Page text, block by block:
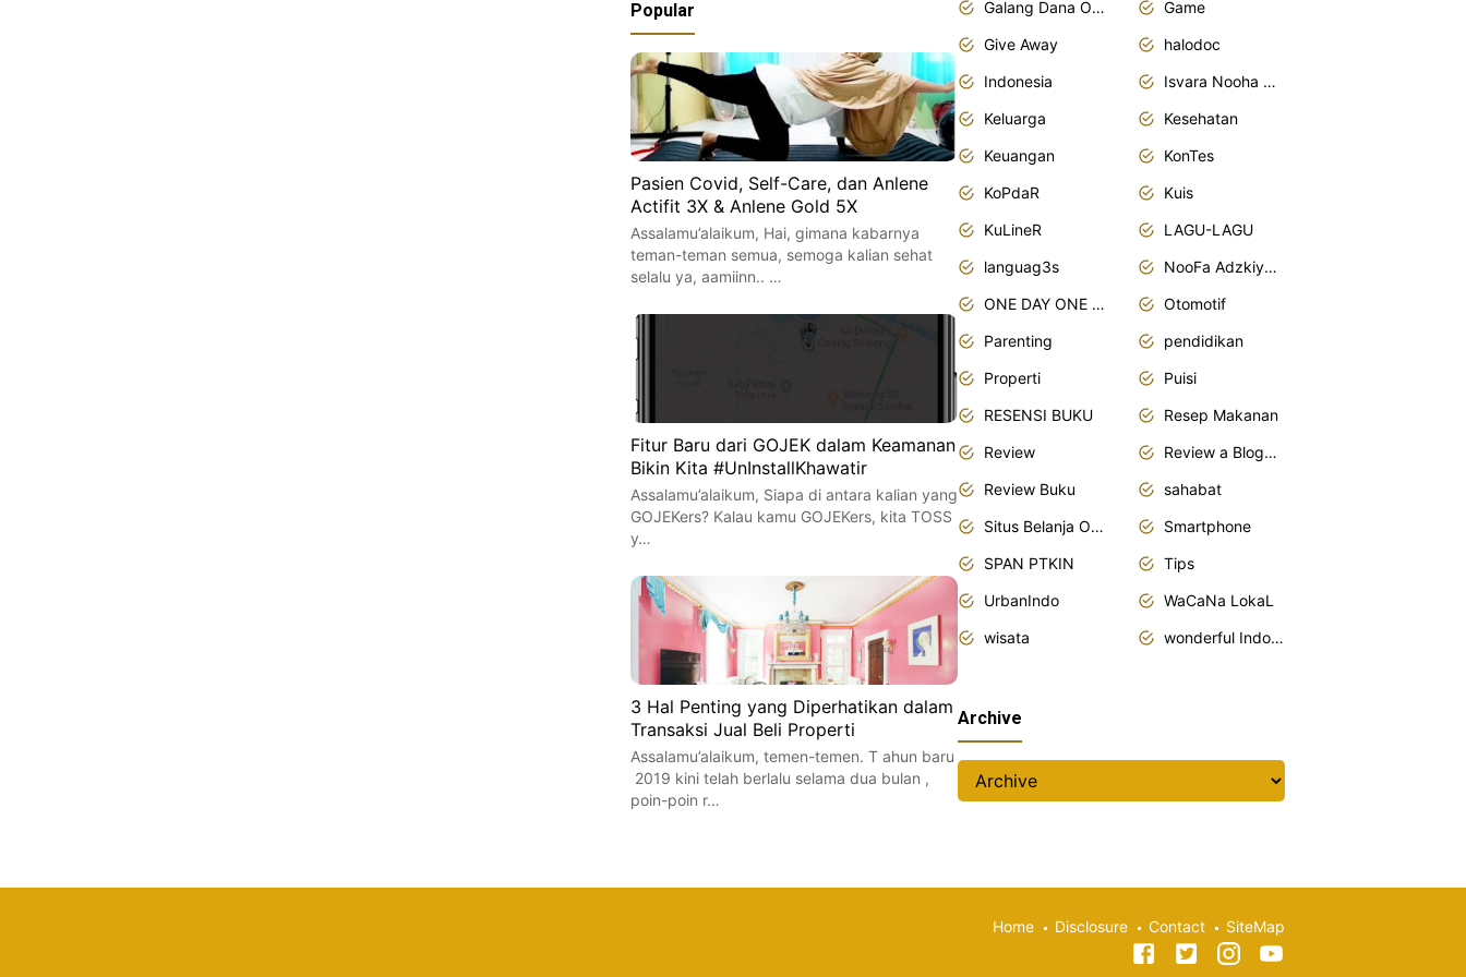
Galang Dana Online
Game
Give Away
halodoc
Indonesia
Isvara Nooha Mukhbita Zain
Keluarga
Kesehatan
Keuangan
KonTes
KoPdaR
Kuis
KuLineR
LAGU-LAGU
languag3s
NooFa Adzkiya Putri Zain
ONE DAY ONE POST
Otomotif
Parenting
pendidikan
Properti
Puisi
RESENSI BUKU
Resep Makanan
Review
Review a Blogger
Review Buku
sahabat
Situs Belanja Online
Smartphone
SPAN PTKIN
Tips
UrbanIndo
WaCaNa LokaL
wisata
wonderful Indonesia
Archive
Popular
Pasien Covid, Self-Care, dan Anlene
Actifit 3X & Anlene Gold 5X
Assalamu’alaikum, Hai, gimana kabarnya
teman-teman semua, semoga kalian sehat
selalu ya, aamiinn.. …
Fitur Baru dari GOJEK dalam Keamanan
Bikin Kita #UnInstallKhawatir
Assalamu’alaikum, Siapa di antara kalian yang
GOJEKers? Kalau kamu GOJEKers, kita TOSS
y…
3 Hal Penting yang Diperhatikan dalam
Transaksi Jual Beli Properti
Assalamu’alaikum, temen-temen. T ahun baru
2019 kini telah berlalu selama dua bulan ,
poin-poin r…
Home Disclosure Contact SiteMap